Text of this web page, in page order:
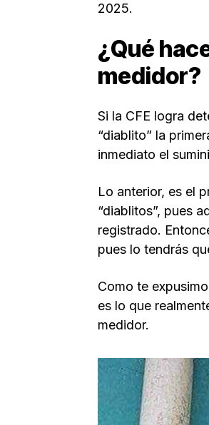
2025.
¿Qué
medidor?
Si la CFE logra
“diablito” la
inmediato el
Lo anterior, es el
“diablitos”, pues
registrado.
pues lo tendrás
Como te
es lo que
medidor.